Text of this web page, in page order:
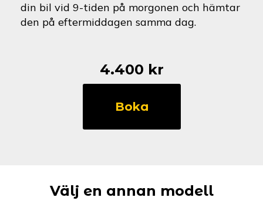
din bil vid 9-tiden på morgonen och hämtar
den på eftermiddagen samma dag.
4.400 kr
Porsche
mängd
Boka
Välj en annan modell